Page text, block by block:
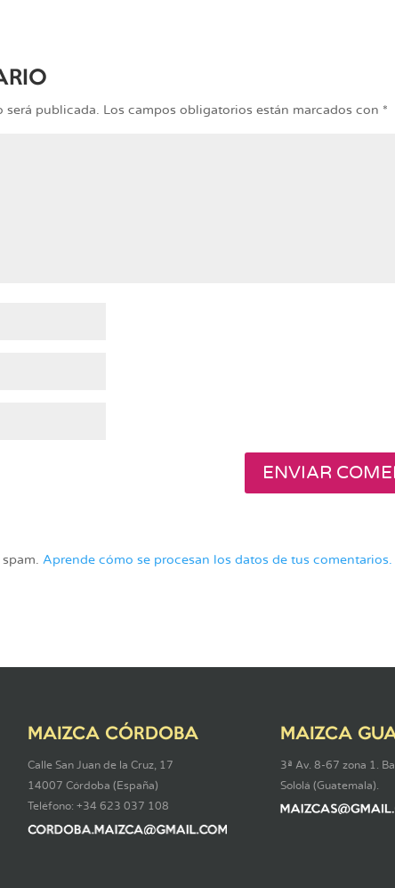
publicada. Los campos obligatorios están marcados con *
Aprende cómo se procesan los datos de tus comentarios.
MAIZCA CÓRDOBA
Calle San Juan de la Cruz, 17
14007 Córdoba (España)
Teléfono: +34 623 037 108
MAIZCA
3ª Av. 8-67 zona 1.
Sololá (Guatemala).